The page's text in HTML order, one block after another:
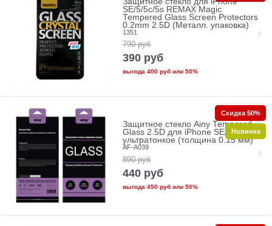
SE/5/5c/5s REMAX Magic
Tempered Glass Screen Protectors
0.2mm 2.5D (Металл. упаковка)
1351
790 руб
390 руб
выгода 400 рубили 50%
Защитное стекло Ainy Tempered
Glass 2.5D для iPhone SE/5/5c/5s
ультратонкое (толщина 0.15 мм)
AF-A039
890 руб
440 руб
выгода 450 рубили 50%
Скидка 50%
Новинка